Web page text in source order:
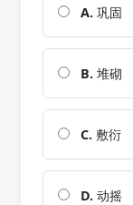
A. 巩固
B. 堆砌
C. 敷衍
D. 动摇